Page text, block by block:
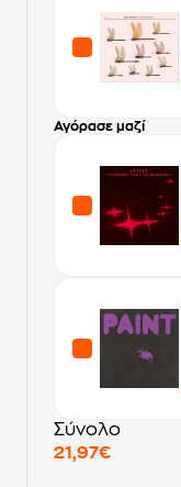
Αγόρασε μαζί
Σύνολο
21,97€